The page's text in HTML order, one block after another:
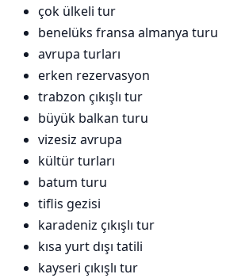
çok ülkeli tur
benelüks fransa almanya turu
avrupa turları
erken rezervasyon
trabzon çıkışlı tur
büyük balkan turu
vizesiz avrupa
kültür turları
batum turu
tiflis gezisi
karadeniz çıkışlı tur
kısa yurt dışı tatili
kayseri çıkışlı tur